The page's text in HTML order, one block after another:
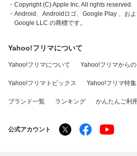
・Copyright (C) Apple Inc. All rights reserved.
・Android、Androidロゴ、Google Play 、お
Google LLC の商標です。
Yahoo!フリマについて
Yahoo!フリマについて Yahoo!フリマから
Yahoo!フリマトピックス Yahoo!フリマ特集
ブランド一覧 ランキング かんたんご利
公式アカウント